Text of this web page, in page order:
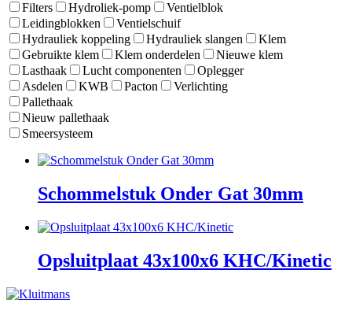
Filters
Hydroliek-pomp
Ventielblok
Leidingblokken
Ventielschuif
Hydrauliek koppeling
Hydrauliek slangen
Klem
Gebruikte klem
Klem onderdelen
Nieuwe klem
Lasthaak
Lucht componenten
Oplegger
Asdelen
KWB Pacton
Verlichting
Pallethaak
Nieuw pallethaak
Smeersysteem
Schommelstuk Onder Gat 30mm
Opsluitplaat 43x100x6 KHC/Kinetic